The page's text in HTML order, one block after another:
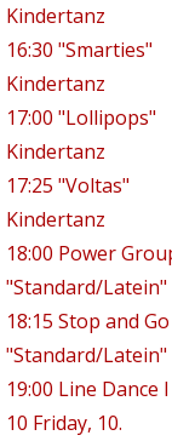
Kindertanz
16:30 "Smarties"
Kindertanz
17:00 "Lollipops"
Kindertanz
17:25 "Voltas"
Kindertanz
18:00 Power
"Standard/Latein"
18:15 Stop and Go
"Standard/Latein"
19:00 Line Dance I
10 Friday, 10.